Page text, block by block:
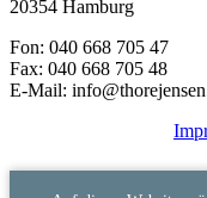
20354 Hamburg
Fon: 040 668 705 47
Fax: 040 668 705 48
E-Mail: